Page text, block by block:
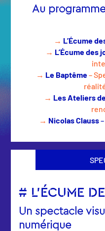
Au
→ L’Écume
→ L’Écume des
→ Le Baptême–
→ Les Ateliers
→ Nicolas Clauss–
# L’ÉCUME
Un spectacle
numérique